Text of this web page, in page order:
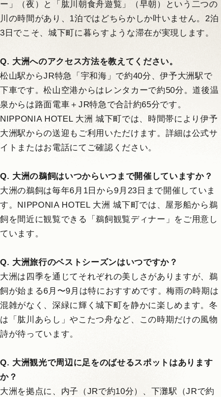
ー」（夜）と「肱川朝食舟遊覧」（早朝）という二つの
川の時間があり、1泊ではどちらかしか叶いません。2泊
3日でこそ、城下町に暮らすような滞在が実現します。
Q. 大洲へのアクセス方法を教えてください。
松山駅からJR特急「宇和海」で約40分、伊予大洲駅で
下車です。松山空港からはレンタカーで約50分。道後温
泉からは路面電車＋JR特急で合計約65分です。
NIPPONIA HOTEL 大洲 城下町では、時間帯により伊予
大洲駅からの送迎もご利用いただけます。詳細は公式サ
イトまたはお電話にてご確認ください。
Q. 大洲の鵜飼はいつからいつまで開催していますか？
大洲の鵜飼は毎年6月1日から9月23日まで開催していま
す。NIPPONIA HOTEL 大洲 城下町では、屋形船から鵜
飼を間近に観覧できる「鵜飼観覧ディナー」をご用意し
ています。
Q. 大洲旅行のベストシーズンはいつですか？
大洲は四季を通じてそれぞれの美しさがありますが、鵜
飼が始まる6月〜9月は特におすすめです。梅雨の時期は
混雑がなく、深緑に輝く城下町を静かに楽しめます。冬
は「肱川あらし」やこたつ舟など、この時期だけの風物
詩が待っています。
Q. 大洲観光で周辺に足をのばせるスポットはあります
か？
大洲を拠点に、内子（JRで約10分）、下灘駅（JRで約